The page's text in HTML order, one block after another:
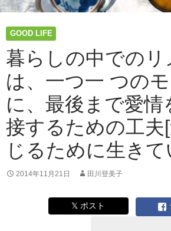
GOOD LIFE
暮らしの中でのリ
は、一つ一 つの
に、最後まで愛情
接するための工夫
じるために生きて
2014年11月21日 田川登美子
𝕏 ポスト